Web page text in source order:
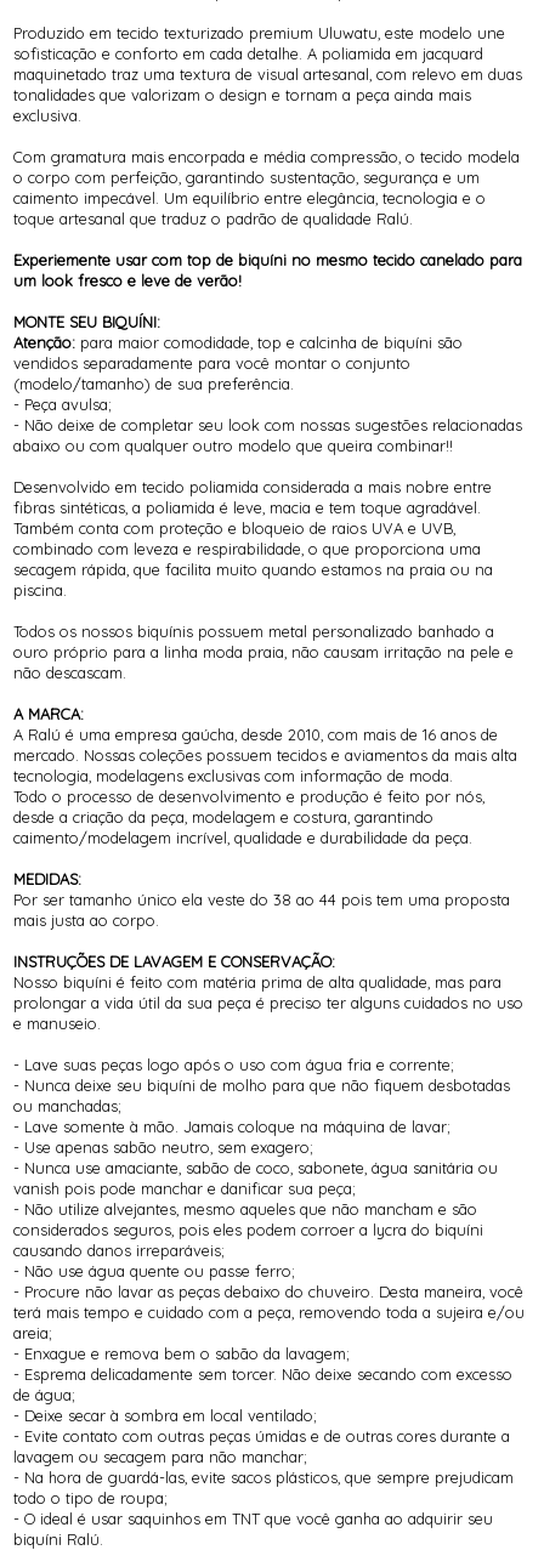
Produzido em tecido texturizado premium Uluwatu, este modelo une
sofisticação e conforto em cada detalhe. A poliamida em jacquard
maquinetado traz uma textura de visual artesanal, com relevo em duas
tonalidades que valorizam o design e tornam a peça ainda mais
exclusiva.
Com gramatura mais encorpada e média compressão, o tecido modela
o corpo com perfeição, garantindo sustentação, segurança e um
caimento impecável. Um equilíbrio entre elegância, tecnologia e o
toque artesanal que traduz o padrão de qualidade Ralú.
Experiemente usar com top de biquíni no mesmo tecido canelado para
um look fresco e leve de verão!
MONTE SEU BIQUÍNI:
Atenção: para maior comodidade, top e calcinha de biquíni são
vendidos separadamente para você montar o conjunto
(modelo/tamanho) de sua preferência.
- Peça avulsa;
- Não deixe de completar seu look com nossas sugestões relacionadas
abaixo ou com qualquer outro modelo que queira combinar!!
Desenvolvido em tecido poliamida considerada a mais nobre entre
fibras sintéticas, a poliamida é leve, macia e tem toque agradável.
Também conta com proteção e bloqueio de raios UVA e UVB,
combinado com leveza e respirabilidade, o que proporciona uma
secagem rápida, que facilita muito quando estamos na praia ou na
piscina.
Todos os nossos biquínis possuem metal personalizado banhado a
ouro próprio para a linha moda praia, não causam irritação na pele e
não descascam.
A MARCA:
A Ralú é uma empresa gaúcha, desde 2010, com mais de 16 anos de
mercado. Nossas coleções possuem tecidos e aviamentos da mais alta
tecnologia, modelagens exclusivas com informação de moda.
Todo o processo de desenvolvimento e produção é feito por nós,
desde a criação da peça, modelagem e costura, garantindo
caimento/modelagem incrível, qualidade e durabilidade da peça.
MEDIDAS:
Por ser tamanho único ela veste do 38 ao 44 pois tem uma proposta
mais justa ao corpo.
INSTRUÇÕES DE LAVAGEM E CONSERVAÇÃO:
Nosso biquíni é feito com matéria prima de alta qualidade, mas para
prolongar a vida útil da sua peça é preciso ter alguns cuidados no uso
e manuseio.
- Lave suas peças logo após o uso com água fria e corrente;
- Nunca deixe seu biquíni de molho para que não fiquem desbotadas
ou manchadas;
- Lave somente à mão. Jamais coloque na máquina de lavar;
- Use apenas sabão neutro, sem exagero;
- Nunca use amaciante, sabão de coco, sabonete, água sanitária ou
vanish pois pode manchar e danificar sua peça;
- Não utilize alvejantes, mesmo aqueles que não mancham e são
considerados seguros, pois eles podem corroer a lycra do biquíni
causando danos irreparáveis;
- Não use água quente ou passe ferro;
- Procure não lavar as peças debaixo do chuveiro. Desta maneira, você
terá mais tempo e cuidado com a peça, removendo toda a sujeira e/ou
areia;
- Enxague e remova bem o sabão da lavagem;
- Esprema delicadamente sem torcer. Não deixe secando com excesso
de água;
- Deixe secar à sombra em local ventilado;
- Evite contato com outras peças úmidas e de outras cores durante a
lavagem ou secagem para não manchar;
- Na hora de guardá-las, evite sacos plásticos, que sempre prejudicam
todo o tipo de roupa;
- O ideal é usar saquinhos em TNT que você ganha ao adquirir seu
biquíni Ralú.